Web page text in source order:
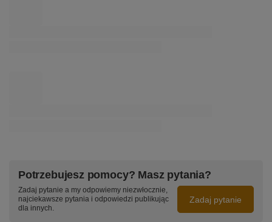
Potrzebujesz pomocy? Masz pytania?
Zadaj pytanie a my odpowiemy niezwłocznie,
najciekawsze pytania i odpowiedzi publikując
dla innych.
Zadaj pytanie